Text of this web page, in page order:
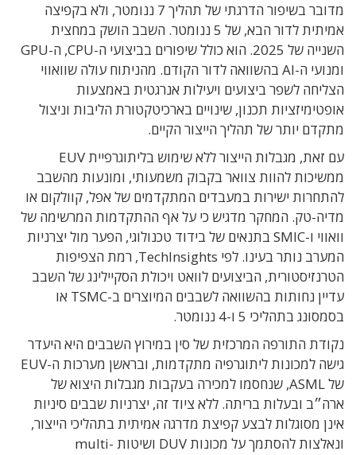
מדובר בשיפור הדרגתי של תהליך 7 ננומטר, ולא בקפיצה
אמיתית לדור הבא, של 5 ננומטר. השבב הושק במחצית
השנייה של 2025. הוא כולל שיפורים בביצועי ה-CPU, ה-GPU
ומנועי ה-AI בהשוואה לדור הקודם. מהניתוח עולה שוואווי
הצליחה לשפר ביצועים ויעילות אנרגטית באמצעות
אופטימיזציות תכנון, שינויים בארכיטקטורת הליבות וניצול
מתקדם יותר של תהליך הייצור הקיים.
עם זאת, מגבלות הייצור ללא שימוש בליתוגרפיית EUV
ממשיכות להוות צוואר בקבוק משמעותי, ומונעות מהשבב
להתחרות ישירות במעבדים המתקדמים של אפל, קוולקום או
מדיה-טק. המחקר מדגיש כי על אף ההתקדמות המרשימה של
וואווי ו-SMIC בתנאים של בידוד טכנולוגי, הפער מול יצרניות
המערב נותר בעינו. לפי TechInsights, רמת הצפיפות
הטרנזיסטורית, הביצועים לוואט ויכולת הסקיילינג של השבב
עדיין נחותות בהשוואה לשבבים המיוצרים ב-TSMC או
בסמסונג בתהליכי 5 ו-4 ננומטר.
נקודת התורפה המרכזית של סין במירוץ השבבים היא היעדר
גישה למכונות ליתוגרפיה מתקדמות, ובראשן מערכות ה-EUV
של ASML, שנחסמו למכירה בעקבות מגבלות היצוא של
ארה״ב ובעלות בריתה. ללא ציוד זה, יצרניות שבבים סיניות
אינן מסוגלות לבצע קפיצת מדרגה אמיתית בתהליכי הייצור,
ונאלצות להסתמך על מכונות DUV ושיטות multi-